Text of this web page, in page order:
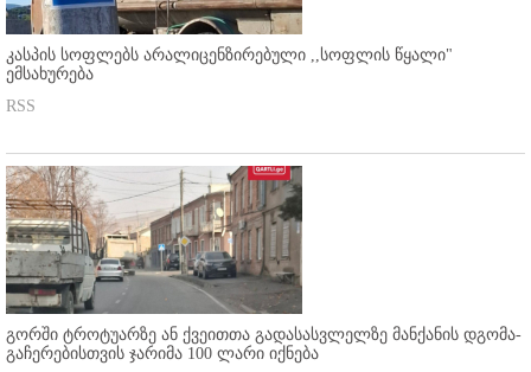
კასპის სოფლებს არალიცენზირებული ,,სოფლის წყალი"
ემსახურება
RSS
გორში ტროტუარზე ან ქვეითთა გადასასვლელზე მანქანის დგომა-
გაჩერებისთვის ჯარიმა 100 ლარი იქნება